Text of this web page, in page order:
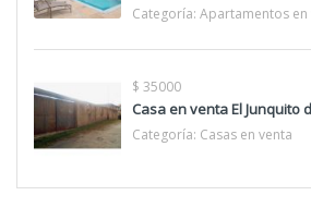
Categoría: Apartamentos en
$ 35000
Casa en venta El Junquito
Categoría: Casas en venta